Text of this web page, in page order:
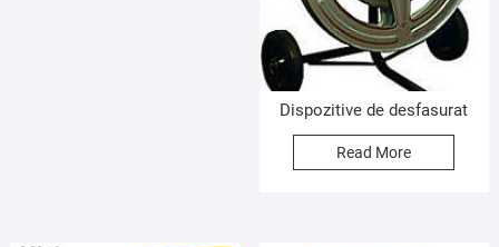
Dispozitive de desfasurat
Read More